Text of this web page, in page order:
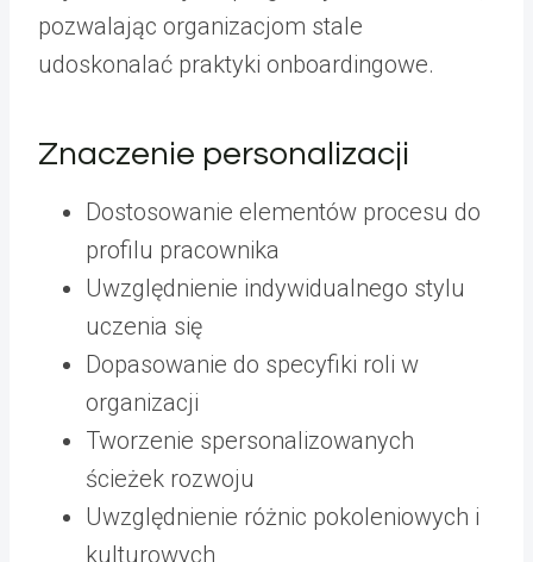
pozwalając organizacjom stale
udoskonalać praktyki onboardingowe.
Znaczenie personalizacji
Dostosowanie elementów procesu do
profilu pracownika
Uwzględnienie indywidualnego stylu
uczenia się
Dopasowanie do specyfiki roli w
organizacji
Tworzenie spersonalizowanych
ścieżek rozwoju
Uwzględnienie różnic pokoleniowych i
kulturowych